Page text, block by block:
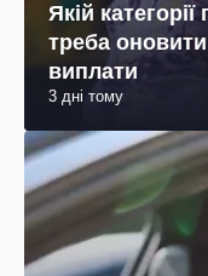
Якій
треба
виплати
3 дні тому